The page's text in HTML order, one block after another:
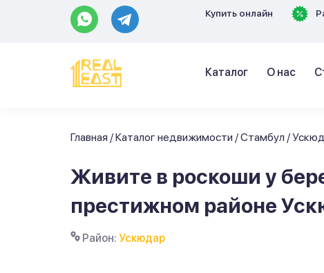
Купить онлайн
Каталог О нас
Главная /Каталог недвижимости /Стамбул /
Живите в роскоши у
престижном районе
Район: Ускюдар